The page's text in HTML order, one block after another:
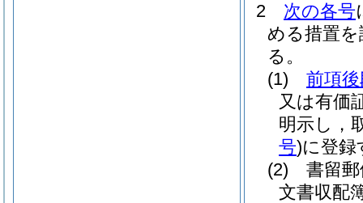
2
次の各号
める措置
る。
(1)
前項
又は有価
明示し，
号)に登録
(2)
書留
文書収配